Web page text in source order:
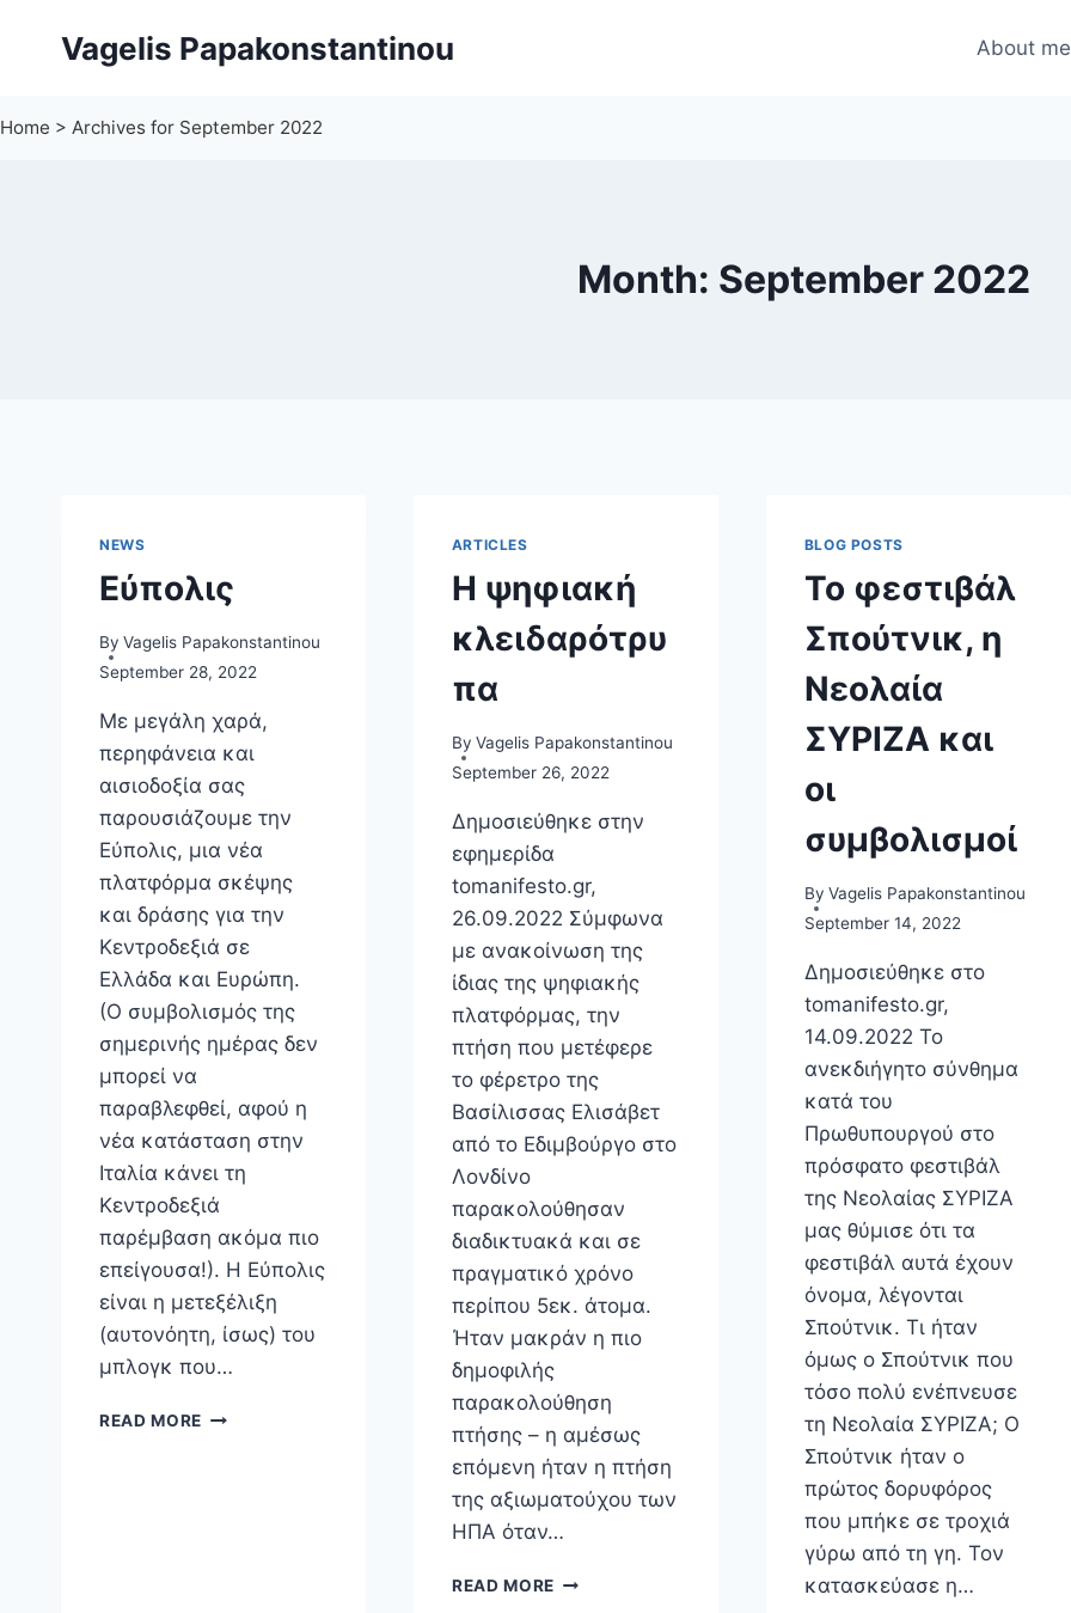
Vagelis Papakonstantinou About me
Home > Archives for September 2022
Month: September 2022
NEWS
Εύπολις
By Vagelis Papakonstantinou
September 28, 2022
Με μεγάλη χαρά,
περηφάνεια και
αισιοδοξία σας
παρουσιάζουμε την
Εύπολις, μια νέα
πλατφόρμα σκέψης
και δράσης για την
Κεντροδεξιά σε
Ελλάδα και Ευρώπη.
(Ο συμβολισμός της
σημερινής ημέρας δεν
μπορεί να
παραβλεφθεί, αφού η
νέα κατάσταση στην
Ιταλία κάνει τη
Κεντροδεξιά
παρέμβαση ακόμα πιο
επείγουσα!). Η Εύπολις
είναι η μετεξέλιξη
(αυτονόητη, ίσως) του
μπλογκ που…
READ MORE ΕΎΠΟΛΙΣ
ARTICLES
Η ψηφιακή
κλειδαρότρυ
πα
By Vagelis Papakonstantinou
September 26, 2022
Δημοσιεύθηκε στην
εφημερίδα
tomanifesto.gr,
26.09.2022 Σύμφωνα
με ανακοίνωση της
ίδιας της ψηφιακής
πλατφόρμας, την
πτήση που μετέφερε
το φέρετρο της
Βασίλισσας Ελισάβετ
από το Εδιμβούργο στο
Λονδίνο
παρακολούθησαν
διαδικτυακά και σε
πραγματικό χρόνο
περίπου 5εκ. άτομα.
Ήταν μακράν η πιο
δημοφιλής
παρακολούθηση
πτήσης – η αμέσως
επόμενη ήταν η πτήση
της αξιωματούχου των
ΗΠΑ όταν…
READ MORE
BLOG POSTS
Το φεστιβάλ
Σπούτνικ, η
Νεολαία
ΣΥΡΙΖΑ και
οι
συμβολισμοί
By Vagelis Papakonstantinou
September 14, 2022
Δημοσιεύθηκε στο
tomanifesto.gr,
14.09.2022 Το
ανεκδιήγητο σύνθημα
κατά του
Πρωθυπουργού στο
πρόσφατο φεστιβάλ
της Νεολαίας ΣΥΡΙΖΑ
μας θύμισε ότι τα
φεστιβάλ αυτά έχουν
όνομα, λέγονται
Σπούτνικ. Τι ήταν
όμως ο Σπούτνικ που
τόσο πολύ ενέπνευσε
τη Νεολαία ΣΥΡΙΖΑ; Ο
Σπούτνικ ήταν ο
πρώτος δορυφόρος
που μπήκε σε τροχιά
γύρω από τη γη. Τον
κατασκεύασε η…